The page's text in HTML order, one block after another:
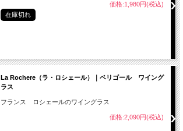
価格:1,980円(税込)
在庫切れ
La Rochere（ラ・ロシェール）｜ペリゴール ワイング
ラス
フランス ロシェールのワイングラス
価格:2,090円(税込)